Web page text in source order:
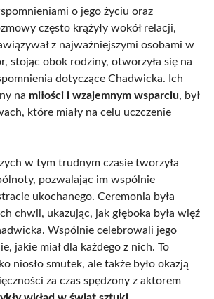
o jego życiu oraz
często krążyły wokół relacji,
z najważniejszymi osobami w
stojąc obok rodziny, otworzyła się na
dotyczące Chadwicka. Ich
na miłości i wzajemnym wsparciu, był
które miały na celu uczczenie
w tym trudnym czasie tworzyła
pozwalając im wspólnie
ukochanego. Ceremonia była
chwil, ukazując, jak głęboka była więź
Wspólnie celebrowali jego
jakie miał dla każdego z nich. To
niosło smutek, ale także było okazją
za czas spędzony z aktorem